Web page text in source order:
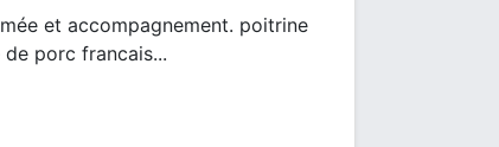
et accompagnement. poitrine
porc francais...